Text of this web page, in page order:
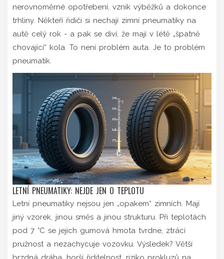
nerovnoměrné opotřebení, vznik výběžků a dokonce
trhliny. Někteří řidiči si nechají zimní pneumatiky na
autě celý rok - a pak se diví, že mají v létě „špatně
chovající“ kola. To není problém auta. Je to problém
pneumatik.
LETNÍ PNEUMATIKY: NEJDE JEN O TEPLOTU
Letní pneumatiky nejsou jen „opakem“ zimních. Mají
jiný vzorek, jinou směs a jinou strukturu. Při teplotách
pod 7 °C se jejich gumová hmota tvrdne, ztrácí
pružnost a nezachycuje vozovku. Výsledek? Větší